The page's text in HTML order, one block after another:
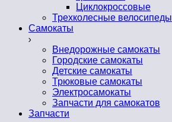
Циклокроссовые
Трехколесные велосипеды
Самокаты
Внедорожные самокаты
Городские самокаты
Детские самокаты
Трюковые самокаты
Электросамокаты
Запчасти для самокатов
Запчасти